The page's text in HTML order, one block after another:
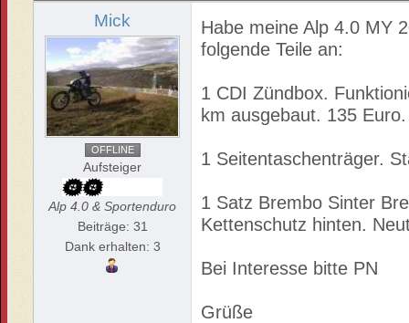
Mick
OFFLINE
Aufsteiger
Alp 4.0 & Sportenduro
Beiträge: 31
Dank erhalten: 3
Habe meine Alp 4.0 MY
folgende Teile an:
1 CDI Zündbox.
km ausgebaut. 135 Euro.
1 Seitentaschenträger.
1 Satz Brembo Sinter
Kettenschutz hinten.
Bei Interesse bitte PN
Grüße